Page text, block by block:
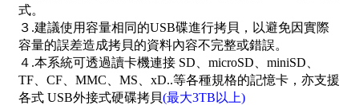
式。
３.建議使用容量相同的USB碟進行拷貝，以避免因實際
容量的誤差造成拷貝的資料內容不完整或錯誤。
４.本系統可透過讀卡機連接 SD、microSD、miniSD、
TF、CF、MMC、MS、xD..等各種規格的記憶卡，亦支援
各式 USB外接式硬碟拷貝(最大3TB以上)